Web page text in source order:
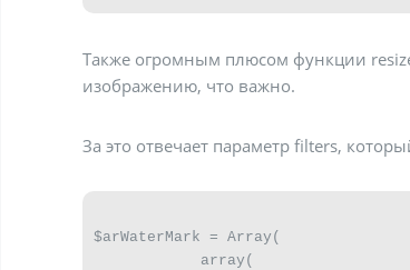
Также огромным плюсом функции
изображению, что важно.
За это отвечает параметр filters,
$arWaterMark = Array(
            array(